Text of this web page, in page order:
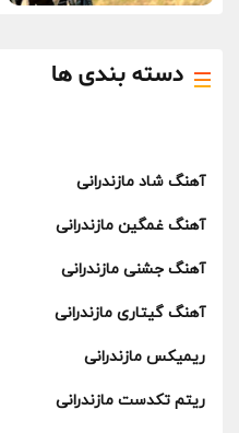
دسته بندی ها
آهنگ شاد مازندرانی
آهنگ غمگین مازندرانی
آهنگ جشنی مازندرانی
آهنگ گیتاری مازندرانی
ریمیکس مازندرانی
ریتم تکدست مازندرانی